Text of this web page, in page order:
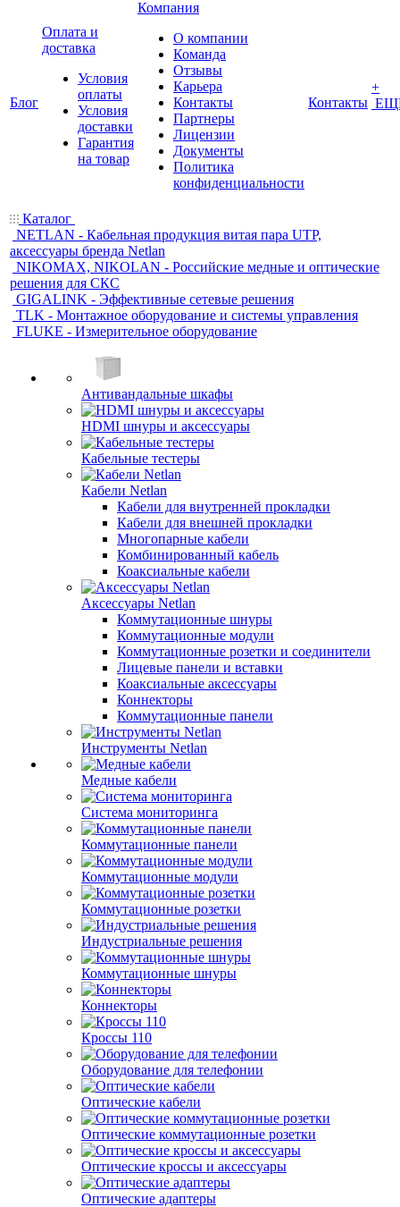
Блог
Оплата и
доставка
Условия
оплаты
Условия
доставки
Гарантия
на товар
Компания
О компании
Команда
Отзывы
Карьера
Контакты
Партнеры
Лицензии
Документы
Политика
конфиденциальности
Контакты
+
Каталог
NETLAN - Кабельная продукция витая пара UTP,
аксессуары бренда Netlan
NIKOMAX, NIKOLAN - Российские медные и оптические
решения для СКС
GIGALINK - Эффективные сетевые решения
TLK - Монтажное оборудование и системы управления
FLUKE - Измерительное оборудование
Антивандальные шкафы
HDMI шнуры и аксессуары
Кабельные тестеры
Кабели Netlan
Кабели для внутренней прокладки
Кабели для внешней прокладки
Многопарные кабели
Комбинированный кабель
Коаксиальные кабели
Аксессуары Netlan
Коммутационные шнуры
Коммутационные модули
Коммутационные розетки и соединители
Лицевые панели и вставки
Коаксиальные аксессуары
Коннекторы
Коммутационные панели
Инструменты Netlan
Медные кабели
Система мониторинга
Коммутационные панели
Коммутационные модули
Коммутационные розетки
Индустриальные решения
Коммутационные шнуры
Коннекторы
Кроссы 110
Оборудование для телефонии
Оптические кабели
Оптические коммутационные розетки
Оптические кроссы и аксессуары
Оптические адаптеры